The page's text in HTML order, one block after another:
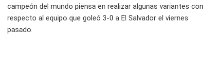
campeón del mundo piensa en realizar algunas variantes con
respecto al equipo que goleó 3-0 a El Salvador el viernes
pasado.